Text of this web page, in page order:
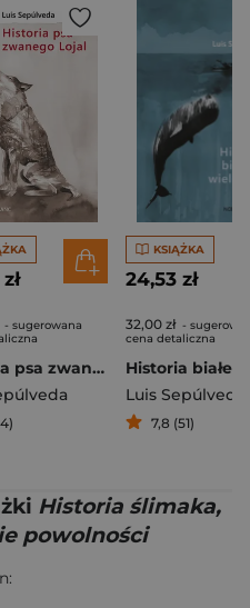
- sugerowana
Historia psa zwanego Lojal
KSIĄŻKA
24,53 zł
32,00 zł -
cena detaliczna
Luis Sepúlveda
7,8 (51)
Historia ślimaka,
powolności